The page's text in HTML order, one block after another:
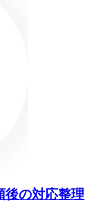
後の対応整理